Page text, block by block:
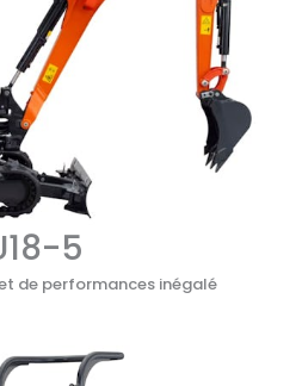
5
de performances inégalé